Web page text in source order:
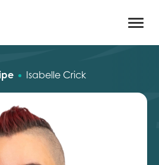
la
site
Isabelle Crick